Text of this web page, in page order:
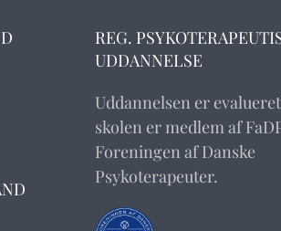
REG.
UDDANNELSE
Uddannelsen er
skolen er medlem af
Foreningen af Danske
Psykoterapeuter.